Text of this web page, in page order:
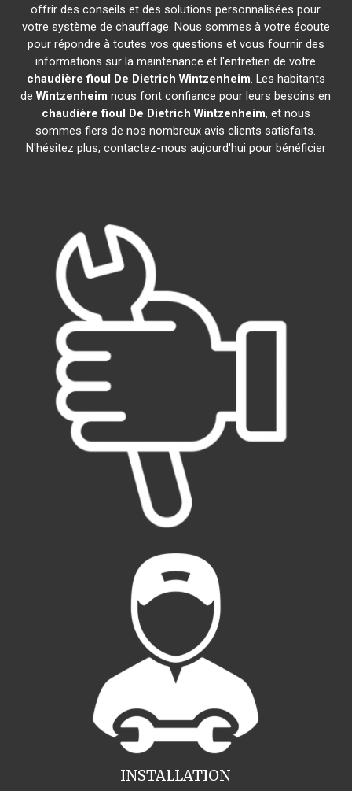
offrir des conseils et des solutions personnalisées pour
votre système de chauffage. Nous sommes à votre écoute
pour répondre à toutes vos questions et vous fournir des
informations sur la maintenance et l'entretien de votre
chaudière fioul De Dietrich Wintzenheim. Les habitants
deWintzenheim nous font confiance pour leurs besoins en
chaudière fioul De Dietrich Wintzenheim, et nous
sommes fiers de nos nombreux avis clients satisfaits.
N'hésitez plus, contactez-nous aujourd'hui pour bénéficier
INSTALLATION